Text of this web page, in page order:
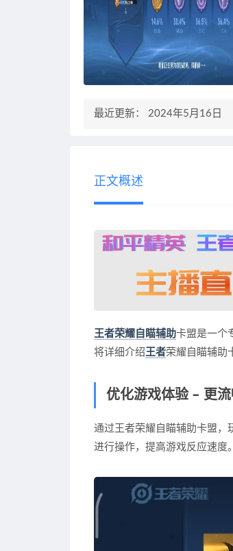
最近更新： 2024年5月16日
正文概述
王者荣耀自瞄辅助卡盟是一个
将详细介绍王者荣耀自瞄辅助
优化游戏体验 – 更
通过王者荣耀自瞄辅助卡盟，
进行操作，提高游戏反应速度